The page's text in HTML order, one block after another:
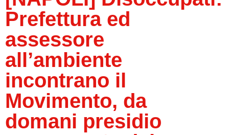
Prefettura ed
assessore
all’ambiente
incontrano il
Movimento, da
domani presidio